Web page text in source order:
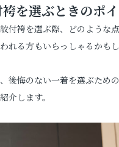
を選ぶときのポ
付袴を選ぶ際、どのような
れる方もいらっしゃるかもし
後悔のない一着を選ぶため
介します。